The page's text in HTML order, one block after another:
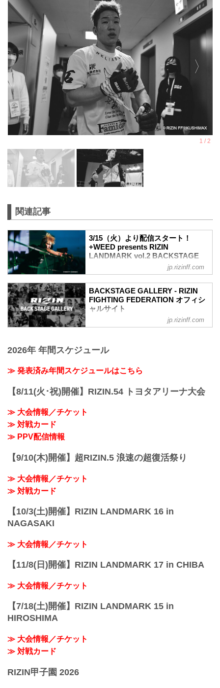
関連記事
3/15（火）より配信スタート！
+WEED presents RIZIN
LANDMARK vol.2 BACKSTAGE
GALLERY - RIZIN FIGHTING
FEDERATION オフィシャルサイト
闘いの裏側で選手が見せる真実の素顔を
収めた「BACKSTAGE GALLERY」。
3月6日（日）に行われた+WEED
presents RIZIN LANDMARK vol.2のバッ
クステージフォトが、本日3月15日（火）
是非オフィシャルアカウントをフォロー
しよう！
公式Twitterアカウントでは、RIZINニュ...
jp.rizinff.com
BACKSTAGE GALLERY - RIZIN
FIGHTING FEDERATION オフィシ
ャルサイト
BACKSTAGE GALLERY の記事一覧 - 格
イジン ファイティング フェデレーショ
いきます。
jp.rizinff.com
2026年 年間スケジュール
≫ 発表済み年間スケジュールはこちら
【8/11(火･祝)開催】RIZIN.54 トヨタアリーナ大会
≫ 大会情報／チケット
≫ 対戦カード
≫ PPV配信情報
【9/10(木)開催】超RIZIN.5 浪速の超復活祭り
≫ 大会情報／チケット
≫ 対戦カード
【10/3(土)開催】RIZIN LANDMARK 16 in
NAGASAKI
≫ 大会情報／チケット
【11/8(日)開催】RIZIN LANDMARK 17 in CHIBA
≫ 大会情報／チケット
【7/18(土)開催】RIZIN LANDMARK 15 in
HIROSHIMA
≫ 大会情報／チケット
≫ 対戦カード
RIZIN甲子園 2026